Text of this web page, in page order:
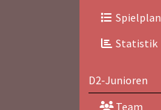
Spielplan
Statistik
D2-Junioren
Team